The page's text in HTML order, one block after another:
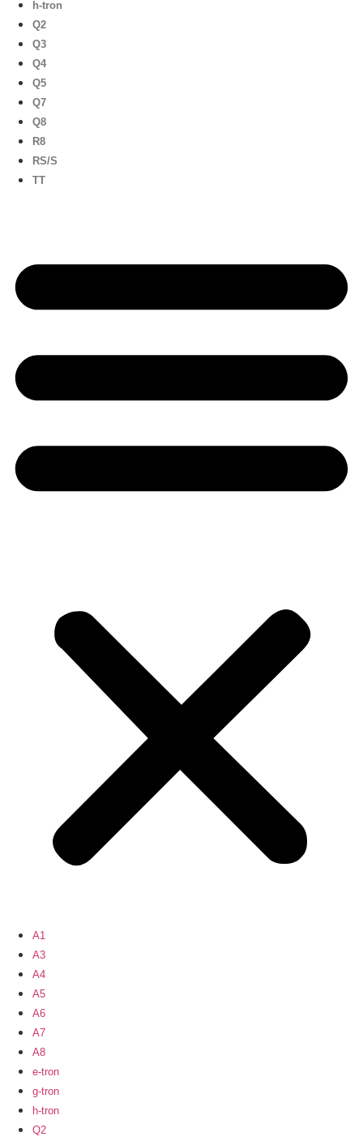
h-tron
Q2
Q3
Q4
Q5
Q7
Q8
R8
RS/S
TT
A1
A3
A4
A5
A6
A7
A8
e-tron
g-tron
h-tron
Q2